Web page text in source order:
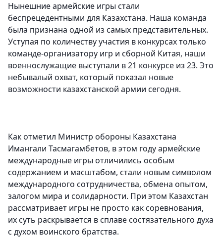
Нынешние армейские игры стали
беспрецедентными для Казахстана. Наша команда
была признана одной из самых представительных.
Уступая по количеству участия в конкурсах только
команде-организатору игр и сборной Китая, наши
военнослужащие выступали в 21 конкурсе из 23. Это
небывалый охват, который показал новые
возможности казахстанской армии сегодня.
Как отметил Министр обороны Казахстана
Имангали Тасмагамбетов, в этом году армейские
международные игры отличились особым
содержанием и масштабом, стали новым символом
международного сотрудничества, обмена опытом,
залогом мира и солидарности. При этом Казахстан
рассматривает игры не просто как соревнования,
их суть раскрывается в сплаве состязательного духа
с духом воинского братства.